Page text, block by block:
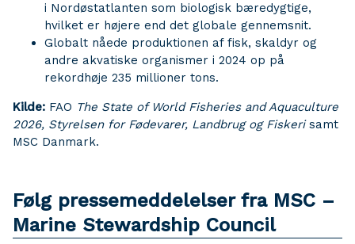
i Nordøstatlanten som biologisk bæredygtige,
hvilket er højere end det globale gennemsnit.
Globalt nåede produktionen af fisk, skaldyr og
andre akvatiske organismer i 2024 op på
rekordhøje 235 millioner tons.
Kilde: FAO The State of World Fisheries and Aquaculture
2026, Styrelsen for Fødevarer, Landbrug og Fiskerisamt
MSC Danmark.
Følg pressemeddelelser fra MSC –
Marine Stewardship Council